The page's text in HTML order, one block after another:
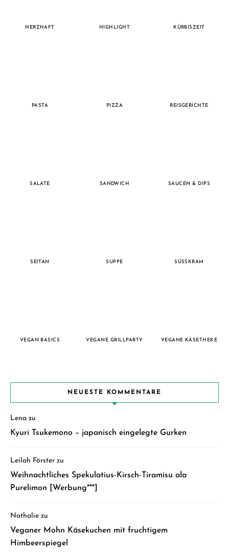
HERZHAFT HIGHLIGHT KÜRBISZEIT
PASTA PIZZA REISGERICHTE
SALATE SANDWICH SAUCEN & DIPS
SEITAN SUPPE SÜSSKRAM
VEGAN BASICS VEGANE GRILLPARTY VEGANE KÄSETHEKE
NEUESTE KOMMENTARE
Lena zu
Kyuri Tsukemono – japanisch eingelegte Gurken
Leilah Förster zu
Weihnachtliches Spekulatius-Kirsch-Tiramisu ala
Purelimon [Werbung***]
Nathalie zu
Veganer Mohn Käsekuchen mit fruchtigem
Himbeerspiegel